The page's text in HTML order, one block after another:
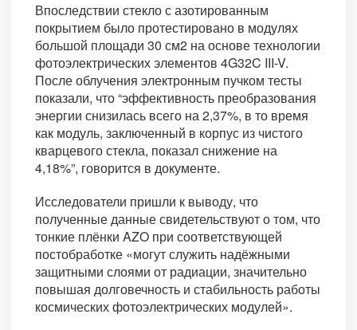
Впоследствии стекло с азотированным
покрытием было протестировано в модулях
большой площади 30 см2 на основе технологии
фотоэлектрических элементов 4G32C III-V.
После облучения электронным пучком тесты
показали, что “эффективность преобразования
энергии снизилась всего на 2,37%, в то время
как модуль, заключенный в корпус из чистого
кварцевого стекла, показал снижение на
4,18%”, говорится в документе.
Исследователи пришли к выводу, что
полученные данные свидетельствуют о том, что
тонкие плёнки AZO при соответствующей
постобработке «могут служить надёжными
защитными слоями от радиации, значительно
повышая долговечность и стабильность работы
космических фотоэлектрических модулей».